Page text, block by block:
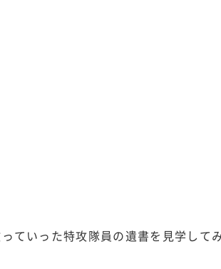
ていった特攻隊員の遺書を見学して